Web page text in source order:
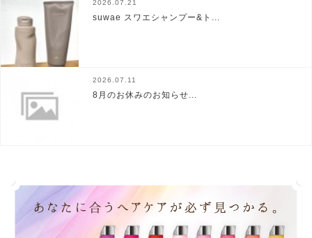
2026.07.21
suwae スワエシャンプー&ト...
2026.07.11
8月のお休みのお知らせ...